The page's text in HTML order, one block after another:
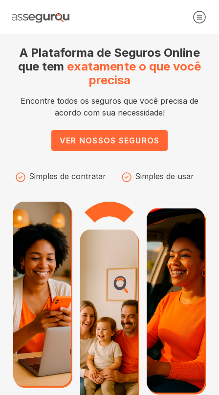
A Plataforma de Seguros Online
que tem exatamente o que você
precisa
Encontre todos os seguros que você precisa de
acordo com sua necessidade!
VER NOSSOS SEGUROS
Simples de contratar Simples de usar